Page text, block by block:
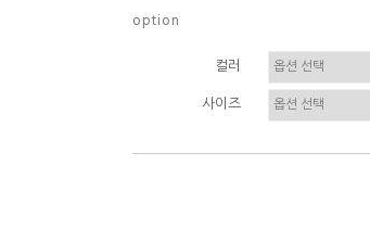
o p t i o n
컬러
사이즈